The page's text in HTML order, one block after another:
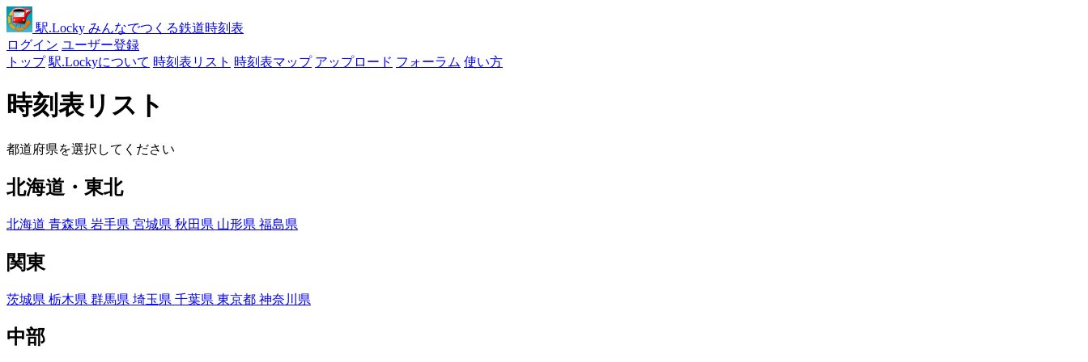
駅.Locky みんなでつくる鉄道時刻表
ログイン ユーザー登録
トップ 駅.Lockyについて 時刻表リスト 時刻表マップ アップロード フォーラム 使い方
時刻表リスト
都道府県を選択してください
北海道・東北
北海道 青森県 岩手県 宮城県 秋田県 山形県 福島県
関東
茨城県 栃木県 群馬県 埼玉県 千葉県 東京都 神奈川県
中部